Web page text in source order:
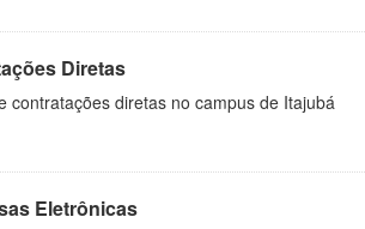
Diretas
contratações diretas no campus de Itajubá
Eletrônicas